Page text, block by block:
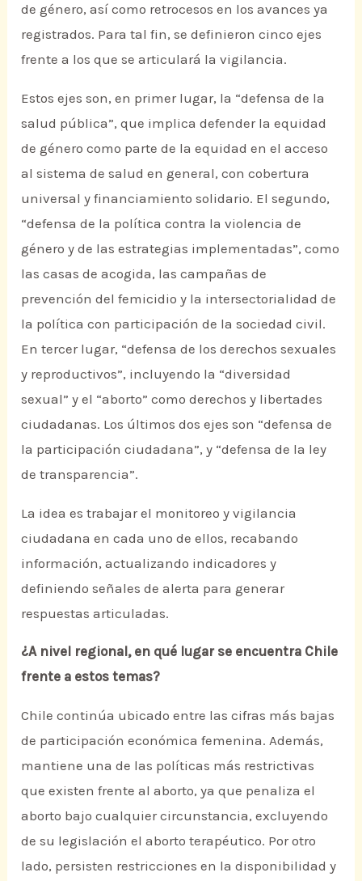
de género, así como retrocesos en los avances ya
registrados. Para tal fin, se definieron cinco ejes
frente a los que se articulará la vigilancia.
Estos ejes son, en primer lugar, la “defensa de la
salud pública”, que implica defender la equidad
de género como parte de la equidad en el acceso
al sistema de salud en general, con cobertura
universal y financiamiento solidario. El segundo,
“defensa de la política contra la violencia de
género y de las estrategias implementadas”, como
las casas de acogida, las campañas de
prevención del femicidio y la intersectorialidad de
la política con participación de la sociedad civil.
En tercer lugar, “defensa de los derechos sexuales
y reproductivos”, incluyendo la “diversidad
sexual” y el “aborto” como derechos y libertades
ciudadanas. Los últimos dos ejes son “defensa de
la participación ciudadana”, y “defensa de la ley
de transparencia”.
La idea es trabajar el monitoreo y vigilancia
ciudadana en cada uno de ellos, recabando
información, actualizando indicadores y
definiendo señales de alerta para generar
respuestas articuladas.
¿A nivel regional, en qué lugar se encuentra Chile
frente a estos temas?
Chile continúa ubicado entre las cifras más bajas
de participación económica femenina. Además,
mantiene una de las políticas más restrictivas
que existen frente al aborto, ya que penaliza el
aborto bajo cualquier circunstancia, excluyendo
de su legislación el aborto terapéutico. Por otro
lado, persisten restricciones en la disponibilidad y